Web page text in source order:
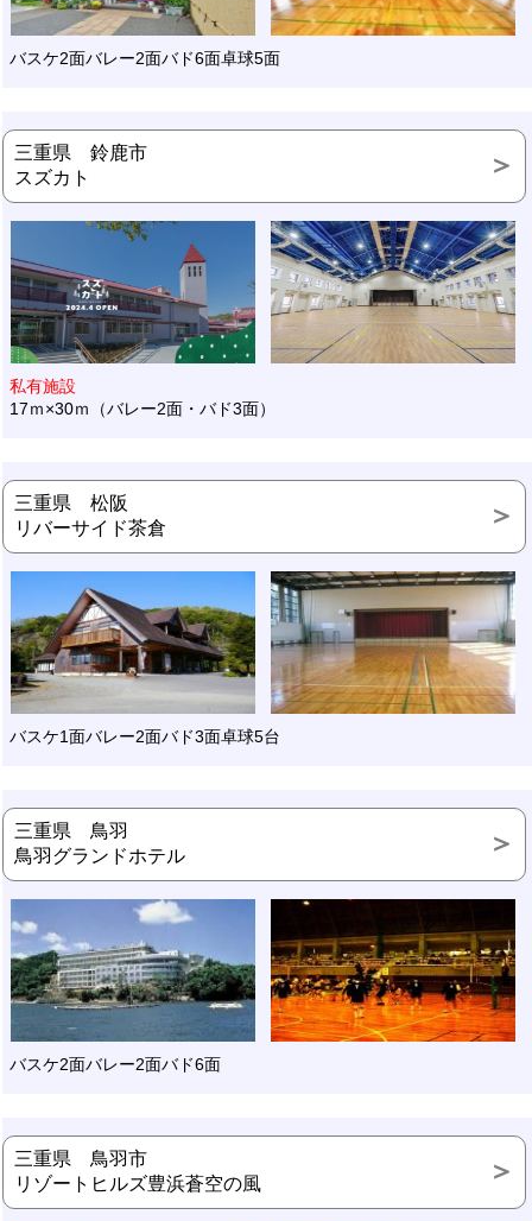
バスケ2面バレー2面バド6面卓球5面
三重県 鈴鹿市
スズカト
私有施設
17ｍ×30ｍ（バレー2面・バド3面）
三重県 松阪
リバーサイド茶倉
バスケ1面バレー2面バド3面卓球5台
三重県 鳥羽
鳥羽グランドホテル
バスケ2面バレー2面バド6面
三重県 鳥羽市
リゾートヒルズ豊浜蒼空の風